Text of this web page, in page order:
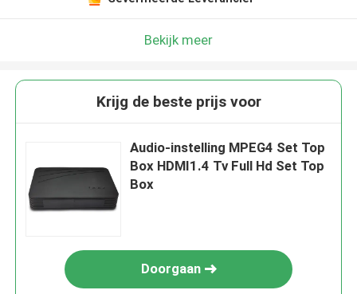
Bekijk meer
Krijg de beste prijs voor
Audio-instelling MPEG4 Set Top
Box HDMI1.4 Tv Full Hd Set Top
Box
Doorgaan